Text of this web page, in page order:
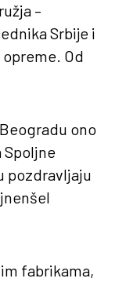
–
Srbije i
Od
ono
Spoljne
pozdravljaju
fabrikama,